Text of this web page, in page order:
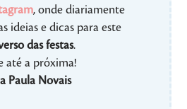
, onde diariamente
ideias e dicas para este
das festas.
até a próxima!
Paula Novais